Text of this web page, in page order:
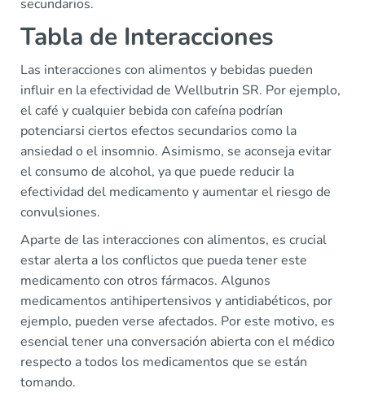
secundarios.
Tabla de Interacciones
Las interacciones con alimentos y bebidas pueden
influir en la efectividad de Wellbutrin SR. Por ejemplo,
el café y cualquier bebida con cafeína podrían
potenciarsi ciertos efectos secundarios como la
ansiedad o el insomnio. Asimismo, se aconseja evitar
el consumo de alcohol, ya que puede reducir la
efectividad del medicamento y aumentar el riesgo de
convulsiones.
Aparte de las interacciones con alimentos, es crucial
estar alerta a los conflictos que pueda tener este
medicamento con otros fármacos. Algunos
medicamentos antihipertensivos y antidiabéticos, por
ejemplo, pueden verse afectados. Por este motivo, es
esencial tener una conversación abierta con el médico
respecto a todos los medicamentos que se están
tomando.